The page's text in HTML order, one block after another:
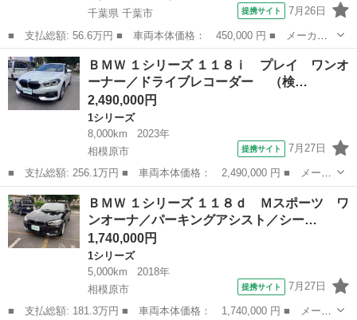
千葉県 千葉市
提携サイト 7月26日
■ 支払総額: 56.6万円 ■ 車両本体価格： 450,000 円 ■ メーカー
名： ＢＭＷ ■ 車種名： １シリーズ ■ グレード名： １１６
ｉ １１６ｉ スマートキー プッシュスタート ポータブルナビ
バックカメラ ...
千葉 千葉市
ＢＭＷ １シリーズ １１８ｉ プレイ ワンオ
ーナー／ドライブレコーダー （検…
2,490,000円
1シリーズ
8,000km
2023年
相模原市
提携サイト 7月27日
■ 支払総額: 256.1万円 ■ 車両本体価格： 2,490,000 円 ■ メーカ
ー名： ＢＭＷ ■ 車種名： １シリーズ ■ グレード名： １１８
ｉ プレイ ワンオーナー／ドライブレコーダー ■ 排気量：
1500...
神奈川 相模原市 1シリーズ
ＢＭＷ １シリーズ １１８ｄ Ｍスポーツ ワ
ンオーナ／パーキングアシスト／シー…
1,740,000円
1シリーズ
5,000km
2018年
相模原市
提携サイト 7月27日
■ 支払総額: 181.3万円 ■ 車両本体価格： 1,740,000 円 ■ メーカ